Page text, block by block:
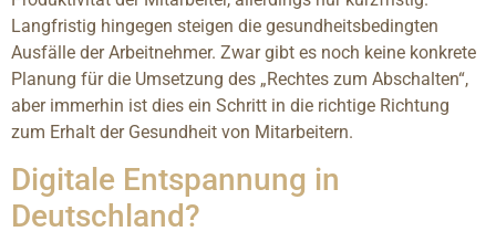
Langfristig hingegen steigen die gesundheitsbedingten
Ausfälle der Arbeitnehmer. Zwar gibt es noch keine konkrete
Planung für die Umsetzung des „Rechtes zum Abschalten“,
aber immerhin ist dies ein Schritt in die richtige Richtung
zum Erhalt der Gesundheit von Mitarbeitern.
Digitale Entspannung in
Deutschland?